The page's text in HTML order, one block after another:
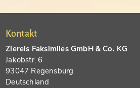
Kontakt
Ziereis Faksimiles GmbH & Co. KG
Jakobstr. 6
93047 Regensburg
Deutschland